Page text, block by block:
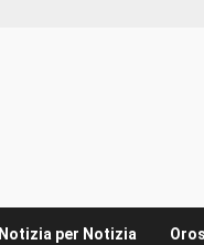
Notizia per Notizia